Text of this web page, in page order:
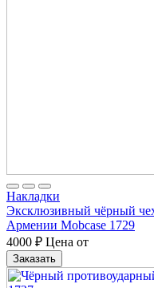
Накладки
Эксклюзивный чёрный
Армении Mobcase 1729
4000 ₽ Цена от
Заказать